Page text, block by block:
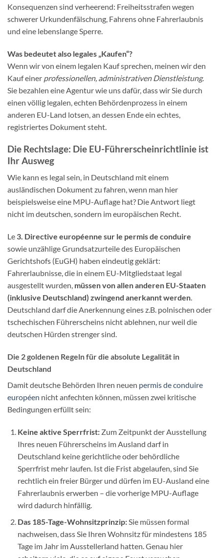
Konsequenzen sind verheerend: Freiheitsstrafen wegen
schwerer Urkundenfälschung, Fahrens ohne Fahrerlaubnis
und eine lebenslange Sperre.
Was bedeutet also legales „Kaufen“?
Wenn wir von einem legalen Kauf sprechen, meinen wir den
Kauf einer professionellen, administrativen Dienstleistung.
Sie bezahlen eine Agentur wie uns dafür, dass wir Sie durch
einen völlig legalen, echten Behördenprozess in einem
anderen EU-Land lotsen, an dessen Ende ein echtes,
registriertes Dokument steht.
Die Rechtslage: Die EU-Führerscheinrichtlinie ist
Ihr Ausweg
Wie kann es legal sein, in Deutschland mit einem
ausländischen Dokument zu fahren, wenn man hier
beispielsweise eine MPU-Auflage hat? Die Antwort liegt
nicht im deutschen, sondern im europäischen Recht.
Le 3. Directive européenne sur le permis de conduire
sowie unzählige Grundsatzurteile des Europäischen
Gerichtshofs (EuGH) haben eindeutig geklärt:
Fahrerlaubnisse, die in einem EU-Mitgliedstaat legal
ausgestellt wurden, müssen von allen anderen EU-Staaten
(inklusive Deutschland) zwingend anerkannt werden.
Deutschland darf die Anerkennung eines z.B. polnischen oder
tschechischen Führerscheins nicht ablehnen, nur weil die
deutschen Hürden strenger sind.
Die 2 goldenen Regeln für die absolute Legalität in
Deutschland
Damit deutsche Behörden Ihren neuen permis de conduire
européen nicht anfechten können, müssen zwei kritische
Bedingungen erfüllt sein:
Keine aktive Sperrfrist:Zum Zeitpunkt der Ausstellung
Ihres neuen Führerscheins im Ausland darf in
Deutschland keine gerichtliche oder behördliche
Sperrfrist mehr laufen. Ist die Frist abgelaufen, sind Sie
rechtlich ein freier Bürger und dürfen im EU-Ausland eine
Fahrerlaubnis erwerben – die vorherige MPU-Auflage
wird dadurch hinfällig.
Das 185-Tage-Wohnsitzprinzip:Sie müssen formal
nachweisen, dass Sie Ihren Wohnsitz für mindestens 185
Tage im Jahr im Ausstellerland hatten. Genau hier